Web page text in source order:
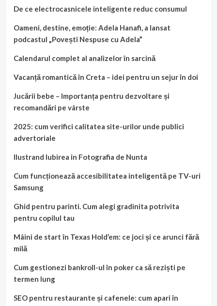
De ce electrocasnicele inteligente reduc consumul
Oameni, destine, emoție: Adela Hanafi, a lansat
podcastul „Povești Nespuse cu Adela”
Calendarul complet al analizelor în sarcină
Vacanță romantică în Creta – idei pentru un sejur în doi
Jucării bebe – Importanța pentru dezvoltare și
recomandări pe vârste
2025: cum verifici calitatea site-urilor unde publici
advertoriale
Ilustrand Iubirea in Fotografia de Nunta
Cum funcționează accesibilitatea inteligentă pe TV-uri
Samsung
Ghid pentru parinti. Cum alegi gradinita potrivita
pentru copilul tau
Mâini de start în Texas Hold’em: ce joci și ce arunci fără
milă
Cum gestionezi bankroll-ul în poker ca să reziști pe
termen lung
SEO pentru restaurante și cafenele: cum apari în